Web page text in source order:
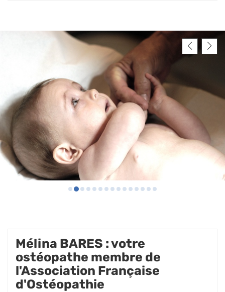
Mélina BARES : votre
ostéopathe membre de
l'Association Française
d'Ostéopathie